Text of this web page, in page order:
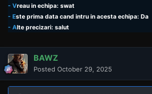
- Vreau in echipa: swat
- Este prima data cand intru in acesta echipa: Da
- Alte precizari: salut
BAWZ
Posted October 29, 2025